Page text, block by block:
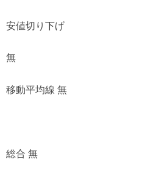
安値切り下げ
無
移動平均線 無
総合 無